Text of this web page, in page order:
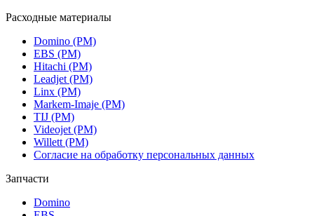
Расходные материалы
Domino (РМ)
EBS (РМ)
Hitachi (РМ)
Leadjet (РМ)
Linx (РМ)
Markem-Imaje (РМ)
TIJ (РМ)
Videojet (РМ)
Willett (РМ)
Согласие на обработку персональных данных
Запчасти
Domino